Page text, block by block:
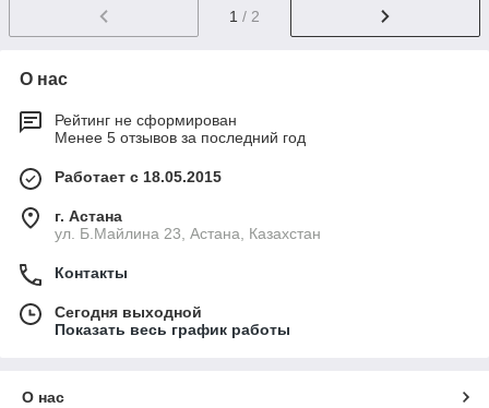
1 / 2
О нас
Рейтинг не сформирован
Менее 5 отзывов за последний год
Работает с 18.05.2015
г. Астана
ул. Б.Майлина 23, Астана, Казахстан
Контакты
Сегодня выходной
Показать весь график работы
О нас